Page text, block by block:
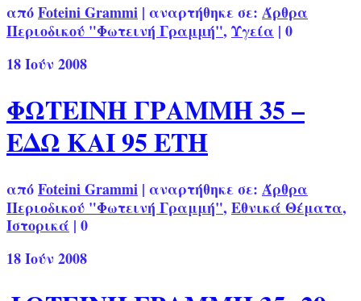
απόFoteini Grammi | αναρτήθηκε σε: Άρθρα
Περιοδικού "Φωτεινή Γραμμή", Υγεία | 0
18Ιούν 2008
ΦΩΤΕΙΝΗ ΓΡΑΜΜΗ 35 –
ΕΔΩ ΚΑΙ 95 ΕΤΗ
απόFoteini Grammi | αναρτήθηκε σε: Άρθρα
Περιοδικού "Φωτεινή Γραμμή", Εθνικά Θέματα,
Ιστορικά | 0
18Ιούν 2008